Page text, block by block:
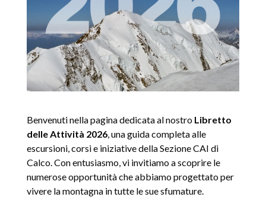
Benvenuti nella pagina dedicata al nostro Libretto
delle Attività 2026, una guida completa alle
escursioni, corsi e iniziative della Sezione CAI di
Calco. Con entusiasmo, vi invitiamo a scoprire le
numerose opportunità che abbiamo progettato per
vivere la montagna in tutte le sue sfumature.